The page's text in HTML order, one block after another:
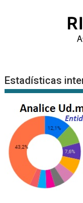
Estadísticas